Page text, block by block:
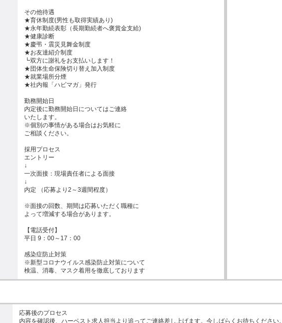
その他待遇
★育休制度(男性も取得実績あり)
★永年勤続表彰（長期勤続者へ褒賞金支給)
★健康診断
★慶弔・震災見舞金制度
★お友達紹介制度
┗双方に謝礼をお支払いします！
★団体生命保険切り替え加入制度
★就業場所分煙
★社内報「ハビマガ」発行
勤務開始日
内定後に勤務開始日についてはご連絡
いたします。
※個別の事情がある場合はお気軽に
ご相談ください。
採用プロセス
エントリー
↓
一次面接：現場責任者による面接
↓
内定 （応募より2～3週間程度）
※面接の回数、期間は応募いただく職種に
よって増減する場合があります。
【電話受付】
平日 9：00～17：00
感染症防止対策
※新型コロナウイルス感染防止対策について
検温、消毒、マスク着用を徹底しております
応募後のプロセス
内容を確認後、ハーベスト求人担当より追ってご連絡差し上げます。今しばらくお待ちください。